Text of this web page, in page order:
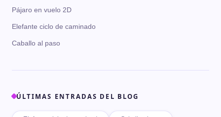
Pájaro en vuelo 2D
Elefante ciclo de caminado
Caballo al paso
ÚLTIMAS ENTRADAS DEL BLOG